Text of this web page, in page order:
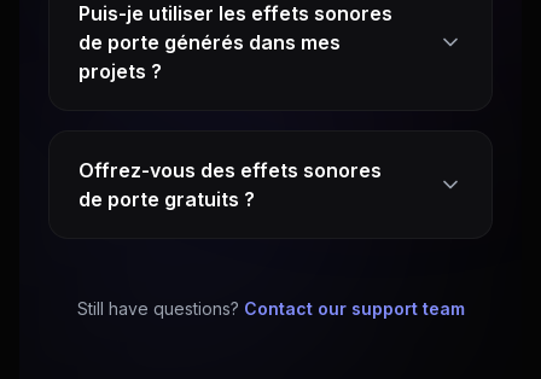
Puis-je utiliser les effets sonores
de porte générés dans mes
projets ?
Offrez-vous des effets sonores
de porte gratuits ?
Still have questions? Contact our support team